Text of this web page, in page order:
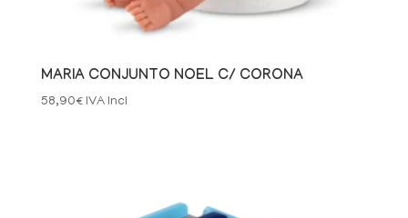
MARIA CONJUNTO NOEL C/ CORONA
58,90€ IVA Incl